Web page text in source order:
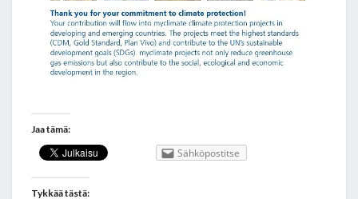
Jaa tämä:
Sähköpostitse
Tykkää tästä: